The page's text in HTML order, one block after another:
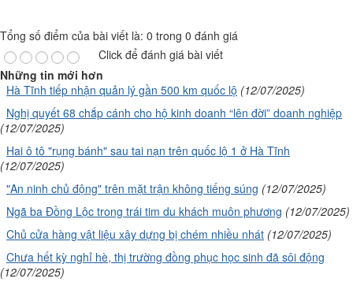
Tổng số điểm của bài viết là: 0 trong 0 đánh giá
Click để đánh giá bài viết
Những tin mới hơn
Hà Tĩnh tiếp nhận quản lý gần 500 km quốc lộ (12/07/2025)
Nghị quyết 68 chắp cánh cho hộ kinh doanh “lên đời” doanh nghiệp
(12/07/2025)
Hai ô tô "rụng bánh" sau tai nạn trên quốc lộ 1 ở Hà Tĩnh
(12/07/2025)
"An ninh chủ động" trên mặt trận không tiếng súng (12/07/2025)
Ngã ba Đồng Lộc trong trái tim du khách muôn phương (12/07/2025)
Chủ cửa hàng vật liệu xây dựng bị chém nhiều nhát (12/07/2025)
Chưa hết kỳ nghỉ hè, thị trường đồng phục học sinh đã sôi động
(12/07/2025)